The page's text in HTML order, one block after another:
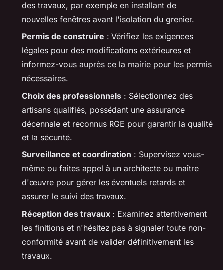
des travaux, par exemple en installant de
nouvelles fenêtres avant l'isolation du grenier.
Permis de construire : Vérifiez les exigences
légales pour des modifications extérieures et
informez-vous auprès de la mairie pour les permis
nécessaires.
Choix des professionnels : Sélectionnez des
artisans qualifiés, possédant une assurance
décennale et reconnus RGE pour garantir la qualité
et la sécurité.
Surveillance et coordination : Supervisez vous-
même ou faites appel à un architecte ou maître
d'œuvre pour gérer les éventuels retards et
assurer le suivi des travaux.
Réception des travaux : Examinez attentivement
les finitions et n'hésitez pas à signaler toute non-
conformité avant de valider définitivement les
travaux.